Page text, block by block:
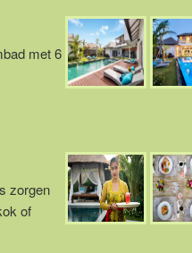
met 6
zorgen
of